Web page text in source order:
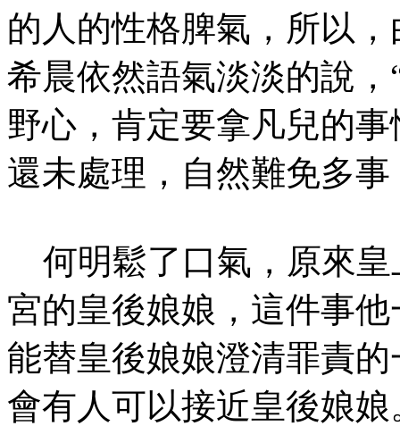
的人的性格脾氣，所以
希晨依然語氣淡淡的說
野心，肯定要拿凡兒的
還未處理，自然難免多
何明鬆了口氣，原來皇
宮的皇後娘娘，這件事
能替皇後娘娘澄清罪責
會有人可以接近皇後娘娘